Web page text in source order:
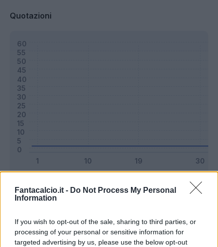
Fantacalcio.it - Do Not Process My Personal
Information
If you wish to opt-out of the sale, sharing to third parties, or
processing of your personal or sensitive information for
targeted advertising by us, please use the below opt-out
Quotazioni
Riepilogo stagione
Titolare 0 - 0